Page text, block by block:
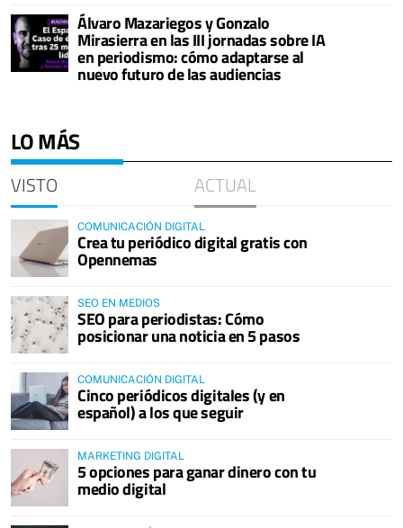
Álvaro Mazariegos y Gonzalo
Mirasierra en las III jornadas sobre IA
en periodismo: cómo adaptarse al
nuevo futuro de las audiencias
LO MÁS
VISTO ACTUAL
COMUNICACIÓN DIGITAL
Crea tu periódico digital gratis con
Opennemas
SEO EN MEDIOS
SEO para periodistas: Cómo
posicionar una noticia en 5 pasos
COMUNICACIÓN DIGITAL
Cinco periódicos digitales (y en
español) a los que seguir
MARKETING DIGITAL
5 opciones para ganar dinero con tu
medio digital